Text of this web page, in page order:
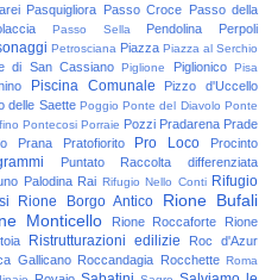
Pasquigliora Passo Croce Passo della
Passo Sella Pendolina Perpoli
Petrosciana Piazza Piazza al Serchio
di San Cassiano Piglione Piglionico Pisa
Piscina Comunale
Pizzo d'Uccello
delle Saette Poggio Ponte del Diavolo Ponte
Pontecosi Porraie Pozzi Pradarena Prade
Prana Pratofiorito Pro Loco Procinto
Puntato
Raccolta differenziata
Palodina Rai Rifugio Nello Conti Rifugio
Rione Borgo Antico
Rione Bufali
Monticello
Rione Roccaforte
Rione
Ristrutturazioni edilizie
Roc d'Azur
Gallicano Roccandagia Rocchette Roma